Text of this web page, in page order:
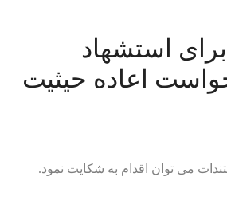
برای استشهاد
اعاده حیثیت
می توان اقدام به شکایت نمود.